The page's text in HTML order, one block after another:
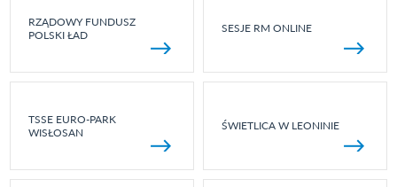
RZĄDOWY FUNDUSZ
POLSKI ŁAD
SESJE RM ONLINE
TSSE EURO-PARK
WISŁOSAN
ŚWIETLICA W LEONINIE